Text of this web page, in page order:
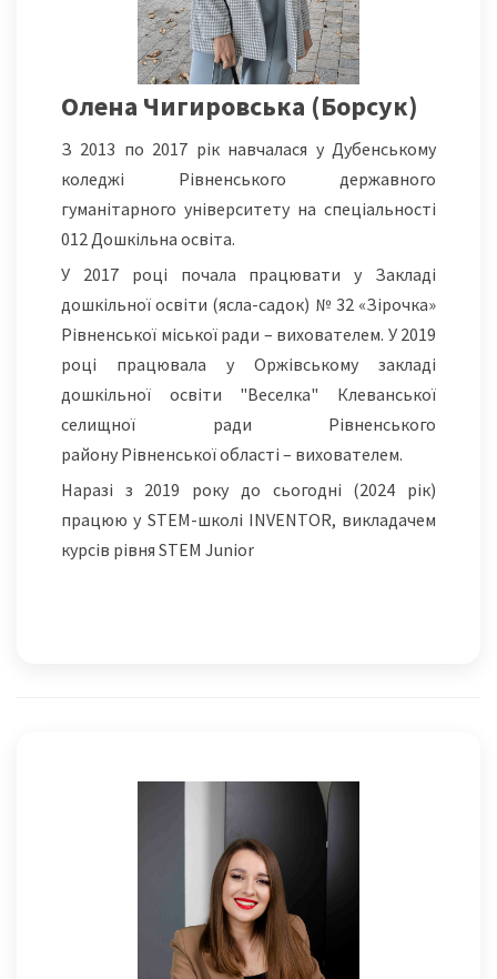
Олена Чигировська (Борсук)
З 2013 по 2017 рік навчалася у Дубенському
коледжі Рівненського державного
гуманітарного університету на спеціальності
012 Дошкільна освіта.
У 2017 році почала працювати у Закладі
дошкільної освіти (ясла-садок) № 32 «Зірочка»
Рівненської міської ради – вихователем. У 2019
році працювала у Оржівському закладі
дошкільної освіти "Веселка" Клеванської
селищної ради Рівненського
району Рівненської області – вихователем.
Наразі з 2019 року до сьогодні (2024 рік)
працюю у STEM-школі INVENTOR, викладачем
курсів рівня STEM Junior